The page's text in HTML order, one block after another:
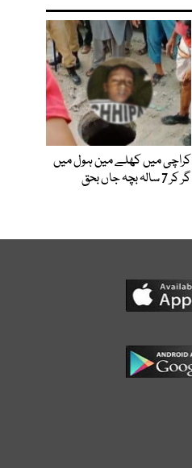
کراچی میں کھلے مین ہول میں
گر کر 7 سالہ بچہ جاں بحق